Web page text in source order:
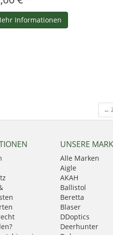
Informationen
←
UNSERE
Alle Marken
Aigle
AKAH
Ballistol
Beretta
Blaser
DDoptics
Deerhunter